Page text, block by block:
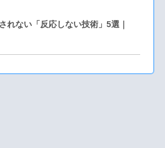
れない「反応しない技術」5選｜